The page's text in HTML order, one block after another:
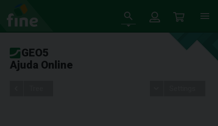
GEO5
Ajuda Online